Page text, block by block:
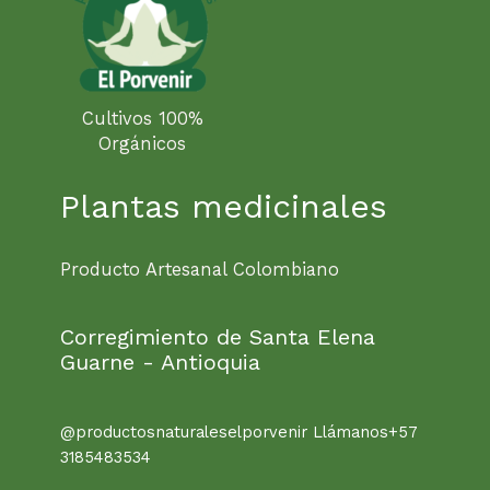
Cultivos 100%
Orgánicos
Plantas medicinales
Producto Artesanal Colombiano
Corregimiento de Santa Elena
Guarne - Antioquia
@productosnaturaleselporvenir Llámanos+57
3185483534